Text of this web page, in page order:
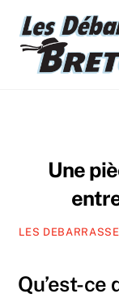
content
Une
LES
Qu’est-ce